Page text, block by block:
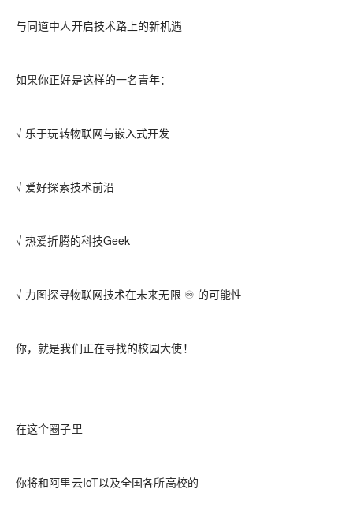
与同道中人开启技术路上的新机遇
如果你正好是这样的一名青年：
√ 乐于玩转物联网与嵌入式开发
√ 爱好探索技术前沿
√ 热爱折腾的科技Geek
√ 力图探寻物联网技术在未来无限 ♾️ 的可能性
你，就是我们正在寻找的校园大使！
在这个圈子里
你将和阿里云IoT以及全国各所高校的